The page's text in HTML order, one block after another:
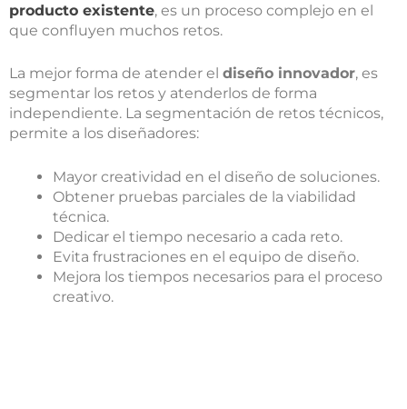
producto existente, es un proceso complejo en el
que confluyen muchos retos.
La mejor forma de atender el diseño innovador, es
segmentar los retos y atenderlos de forma
independiente. La segmentación de retos técnicos,
permite a los diseñadores:
Mayor creatividad en el diseño de soluciones.
Obtener pruebas parciales de la viabilidad
técnica.
Dedicar el tiempo necesario a cada reto.
Evita frustraciones en el equipo de diseño.
Mejora los tiempos necesarios para el proceso
creativo.